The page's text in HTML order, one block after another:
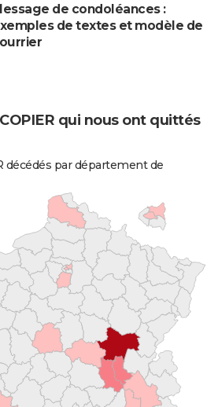
de condoléances :
de textes et modèle de
qui nous ont quittés
décédés par département de